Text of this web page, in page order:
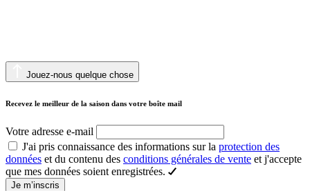
Jouez-nous quelque chose
Recevez le meilleur de la saison dans votre boîte mail
Votre adresse e-mail
J'ai pris connaissance des informations sur la protection des
données et du contenu des conditions générales de vente et j'accepte
que mes données soient enregistrées.
Je m’inscris